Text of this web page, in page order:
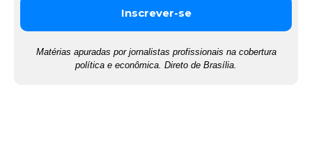
Matérias apuradas por jornalistas profissionais na cobertura
política e econômica. Direto de Brasília.